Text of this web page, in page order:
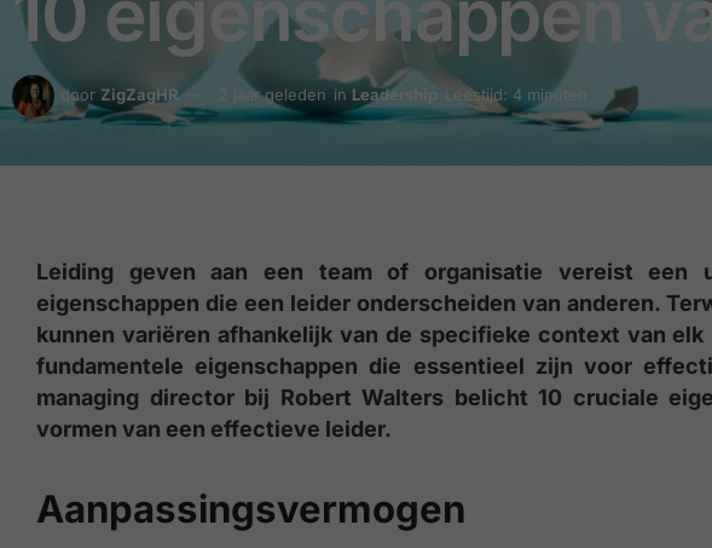
door ZigZagHR 2 jaar geleden in Leadership Leestijd: 4 minuten
Leiding geven aan een team of organisatie vereist een
eigenschappen die een leider onderscheiden van anderen.
kunnen variëren afhankelijk van de specifieke context van
fundamentele eigenschappen die essentieel zijn voor
managing director bij Robert Walters belicht 10 cruciale
vormen van een effectieve leider.
Aanpassingsvermogen